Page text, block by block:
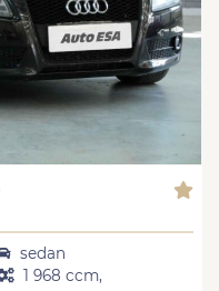
sedan
1 968 ccm,